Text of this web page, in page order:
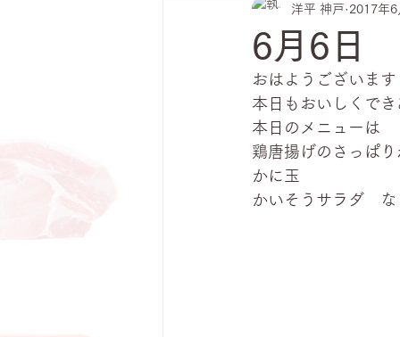
6月6日
洋平 神戸 2017年6
おはようございます
本日もおいしくで
本日のメニューは
鶏唐揚げのさっぱ
かに玉
かいそうサラダ　